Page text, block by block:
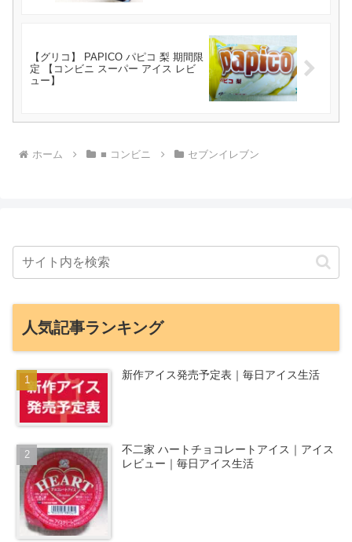
【グリコ】 PAPICO パピコ 梨 期間限
定 【コンビニ スーパー アイス レビ
ュー】
ホーム ■ コンビニ セブンイレブン
人気記事ランキング
新作アイス発売予定表｜毎日アイス生活
不二家 ハートチョコレートアイス｜アイス
レビュー｜毎日アイス生活